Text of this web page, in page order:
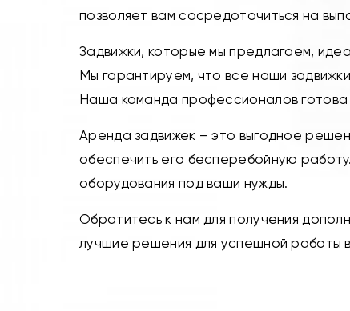
позволяет вам сосредоточиться на
Задвижки, которые мы предлагаем,
Мы гарантируем, что все наши
Наша команда профессионалов готова
Аренда задвижек – это выгодное
обеспечить его бесперебойную
оборудования под ваши нужды.
Обратитесь к нам для получения
лучшие решения для успешной работы